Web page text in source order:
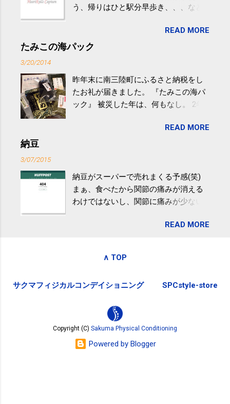
う、帰りはひと駅分早歩き、、、など
やすい。 スポーツウェア・シューズで
するものだけが運動ではない。 食べ
けると改善する、との結果を筑波大の
研究チームが発表した。改善が期待で
きるのは、過度の飲酒が原因ではない
減らなくても効果があるという。 正田
波大「減量しなくても効果」 - ニュー
ス - アピタル（医療・健康）
READ MORE
たみこの海パック
3/20/2014
昨年末に南三陸町にふるさと納税をし
たお礼が届きました。 『たみこの海パ
ック』 被災した年は、何もなし。 2年
が『たみこの海パック』。 ボランティ
全く考えていなかったので、貰えると
少しづつ復興してる感が伝わってきて
嬉しいです。 あと、ふるさと納税が節
ですが、節税になるほど稼げていない
税務局｜ふるさと納税など個人住民税
READ MORE
納豆
3/07/2015
納豆がスーパーで売れまくる予感(笑)
まぁ、食べたから関節の痛みが消える
わけではないし、関節に痛みが少ない
ど。。 「関節の老化」は、「コンドロ
歳をピークにして、体内で作られる量
代の半分、60代ではそのさらに半分に
起こさないためには、食生活で「コン
ドロイチン」を補うことが大切。そし
て「コンドロイチン」という成分は、
納豆をはじめとしたネバネバ&ヌルヌル
READ MORE
∧ TOP
サクマフィジカルコンデイショニング SPCstyle-store
Copyright (C) Sakuma Physical Conditioning
Powered by Blogger